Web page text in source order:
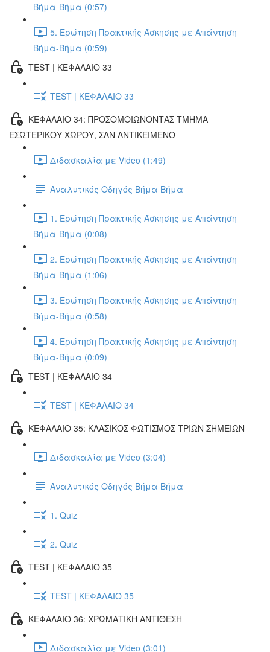
Βήμα-Βήμα (0:57)
5. Ερώτηση Πρακτικής Άσκησης με Απάντηση
Βήμα-Βήμα (0:59)
TEST | ΚΕΦΑΛΑΙΟ 33
TEST | ΚΕΦΑΛΑΙΟ 33
ΚΕΦΑΛΑΙΟ 34: ΠΡΟΣΟΜΟΙΩΝΟΝΤΑΣ ΤΜΗΜΑ
ΕΣΩΤΕΡΙΚΟΥ ΧΩΡΟΥ, ΣΑΝ ΑΝΤΙΚΕΙΜΕΝΟ
Διδασκαλία με Video (1:49)
Αναλυτικός Οδηγός Βήμα Βήμα
1. Ερώτηση Πρακτικής Άσκησης με Απάντηση
Βήμα-Βήμα (0:08)
2. Ερώτηση Πρακτικής Άσκησης με Απάντηση
Βήμα-Βήμα (1:06)
3. Ερώτηση Πρακτικής Άσκησης με Απάντηση
Βήμα-Βήμα (0:58)
4. Ερώτηση Πρακτικής Άσκησης με Απάντηση
Βήμα-Βήμα (0:09)
TEST | ΚΕΦΑΛΑΙΟ 34
TEST | ΚΕΦΑΛΑΙΟ 34
ΚΕΦΑΛΑΙΟ 35: ΚΛΑΣΙΚΟΣ ΦΩΤΙΣΜΟΣ ΤΡΙΩΝ ΣΗΜΕΙΩΝ
Διδασκαλία με Video (3:04)
Αναλυτικός Οδηγός Βήμα Βήμα
1. Quiz
2. Quiz
TEST | ΚΕΦΑΛΑΙΟ 35
TEST | ΚΕΦΑΛΑΙΟ 35
ΚΕΦΑΛΑΙΟ 36: ΧΡΩΜΑΤΙΚΗ ΑΝΤΙΘΕΣΗ
Διδασκαλία με Video (3:01)